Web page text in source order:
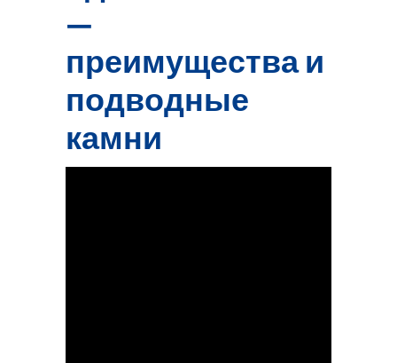
—
преимущества и
подводные
камни